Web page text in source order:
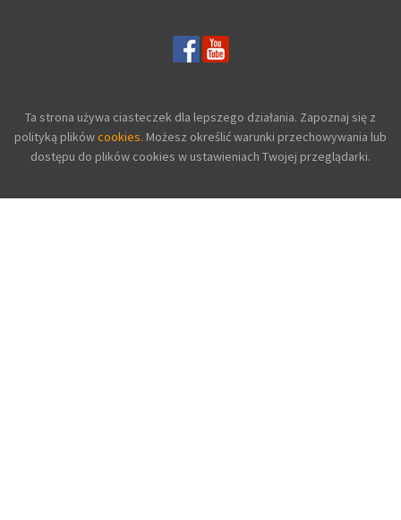
Ta strona używa ciasteczek dla lepszego działania. Zapoznaj się z
polityką plikówcookies. Możesz określić warunki przechowywania lub
dostępu do plików cookies w ustawieniach Twojej przeglądarki.